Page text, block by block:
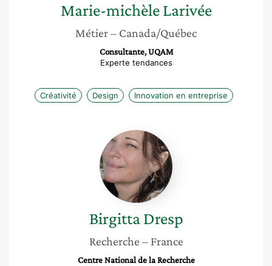
Marie-michèle Larivée
Métier– Canada/Québec
Consultante, UQAM
Experte tendances
Créativité Design Innovation en entreprise
Birgitta
Dresp
Birgitta Dresp
Recherche – France
Centre National de la Recherche